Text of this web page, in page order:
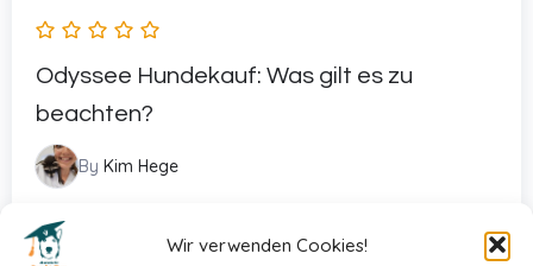
Wir verwenden Cookies!
Odyssee Hundekauf: Was gilt es zu
beachten?
By Kim Hege
39,00 In den Warenkorb